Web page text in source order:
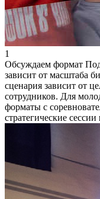
1
Обсуждаем формат
зависит от масштаба
сценария зависит от
сотрудников. Для
форматы с
стратегические